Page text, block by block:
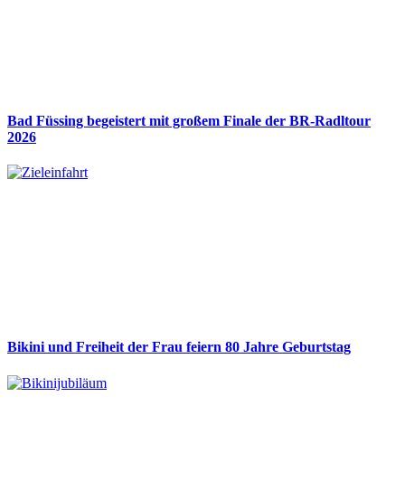
Bad Füssing begeistert mit großem Finale der BR-Radltour
2026
Bikini und Freiheit der Frau feiern 80 Jahre Geburtstag